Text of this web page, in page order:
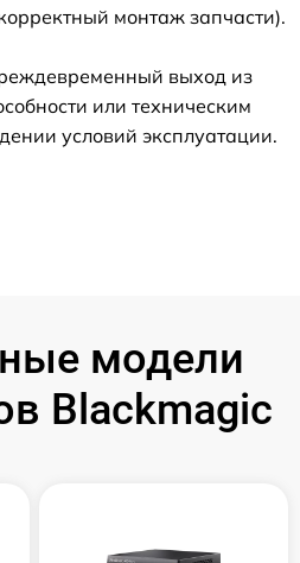
монтаж запчасти).
выход из
или техническим
условий эксплуатации.
модели
Blackmagic